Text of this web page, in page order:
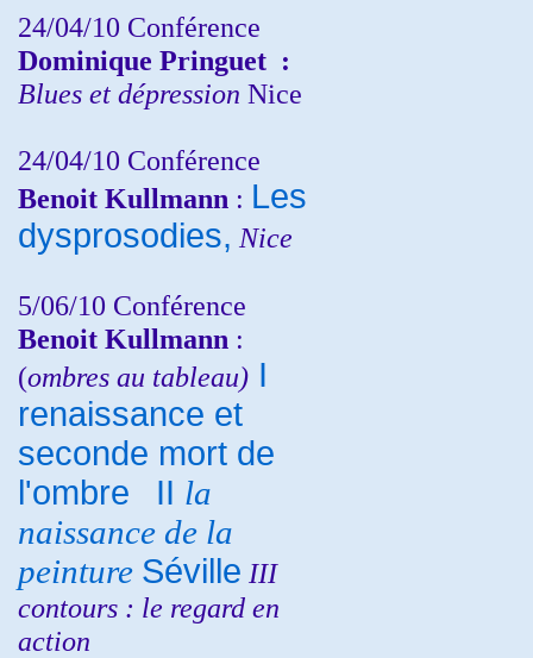
24/04/10 Conférence
Dominique Pringuet :
Blues et dépression Nice
24/04/10 Conférence
Benoit Kullmann : Les
dysprosodies, Nice
5/06/10 Conférence
Benoit Kullmann :
(ombres au tableau) I
renaissance et
seconde mort de
l'ombre
II la
naissance de la
peinture Séville III
contours : le regard en
action